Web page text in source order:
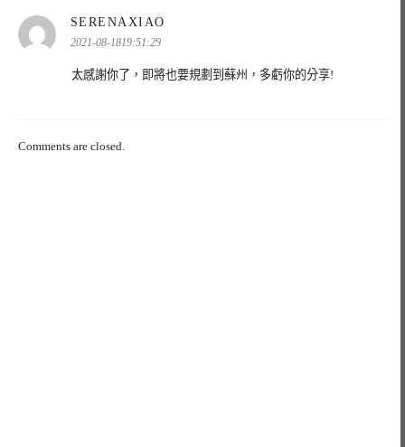
SERENAXIAO
2021-08-1819:51:29
太感謝你了，即將也要規劃到蘇州，多虧你的分享!
Comments are closed.